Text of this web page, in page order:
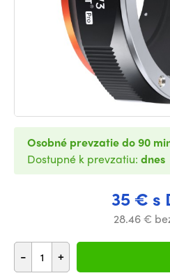
35 € s
28.46 €
- +
Osobné prevzatie do 90
Dostupné k prevzatiu: dnes